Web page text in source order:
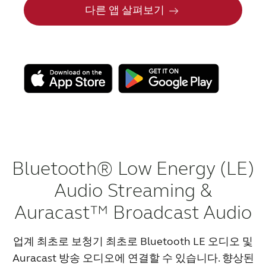
다른 앱 살펴보기
Bluetooth® Low Energy (LE)
Audio Streaming &
Auracast™ Broadcast Audio
업계 최초로 보청기 최초로 Bluetooth LE 오디오 및
Auracast 방송 오디오에 연결할 수 있습니다. 향상된